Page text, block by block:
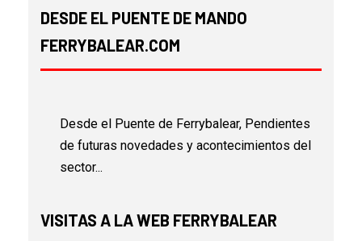
DESDE EL PUENTE DE MANDO
FERRYBALEAR.COM
Desde el Puente de Ferrybalear, Pendientes
de futuras novedades y acontecimientos del
sector...
VISITAS A LA WEB FERRYBALEAR